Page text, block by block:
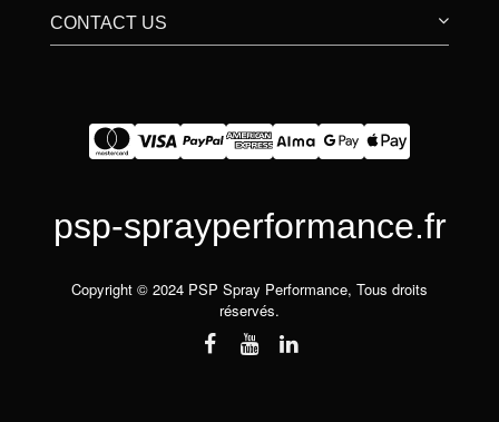
CONTACT US
psp-sprayperformance.fr
Copyright © 2024 PSP Spray Performance, Tous droits
réservés.